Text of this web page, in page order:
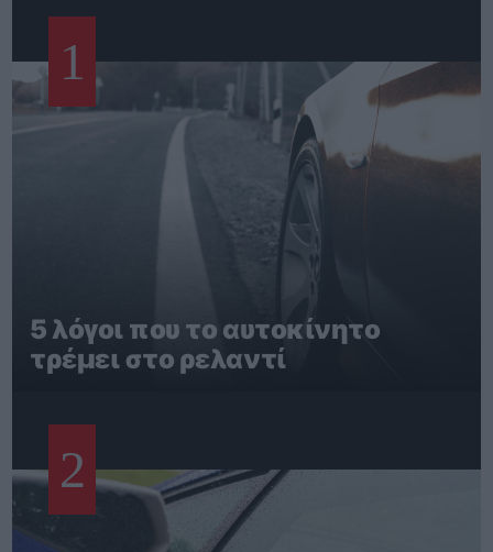
1
5 λόγοι που το αυτοκίνητο
τρέμει στο ρελαντί
2